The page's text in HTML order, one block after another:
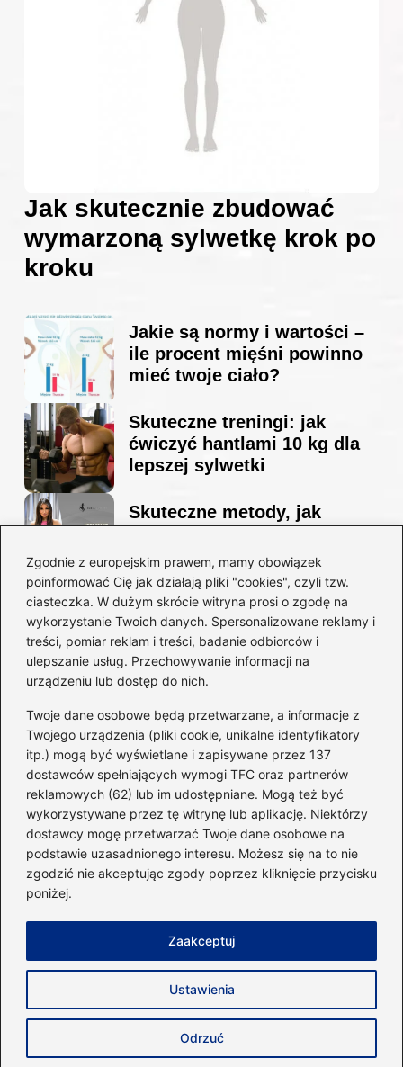
Zgodnie z europejskim prawem, mamy obowiązek
poinformować Cię jak działają pliki "cookies", czyli tzw.
ciasteczka. W dużym skrócie witryna prosi o zgodę na
wykorzystanie Twoich danych. Spersonalizowane reklamy i
treści, pomiar reklam i treści, badanie odbiorców i
ulepszanie usług. Przechowywanie informacji na
urządzeniu lub dostęp do nich.
Twoje dane osobowe będą przetwarzane, a informacje z
Twojego urządzenia (pliki cookie, unikalne identyfikatory
itp.) mogą być wyświetlane i zapisywane przez 137
dostawców spełniających wymogi TFC oraz partnerów
reklamowych (62) lub im udostępniane. Mogą też być
wykorzystywane przez tę witrynę lub aplikację. Niektórzy
dostawcy mogę przetwarzać Twoje dane osobowe na
podstawie uzasadnionego interesu. Możesz się na to nie
zgodzić nie akceptując zgody poprzez kliknięcie przycisku
poniżej.
Ustawienia
Odrzuć
Zaakceptuj
Jak skutecznie zbudować
wymarzoną sylwetkę krok po
kroku
Jakie są normy i wartości –
ile procent mięśni powinno
mieć twoje ciało?
Skuteczne treningi: jak
ćwiczyć hantlami 10 kg dla
lepszej sylwetki
Skuteczne metody, jak
sylwetkę w zaledwie 90 dni
Idealny garnitur: jak dobrać
go do swojej sylwetki?
Kategorie
Dieta i kalorie(221)
Fitness(236)
Siłownia(101)
Sport(60)
Sprzęt i akcesoria(25)
Suplementy(38)
Copyright © 2026 40minut.pl
Zasady użytkowania
Napisz do nas